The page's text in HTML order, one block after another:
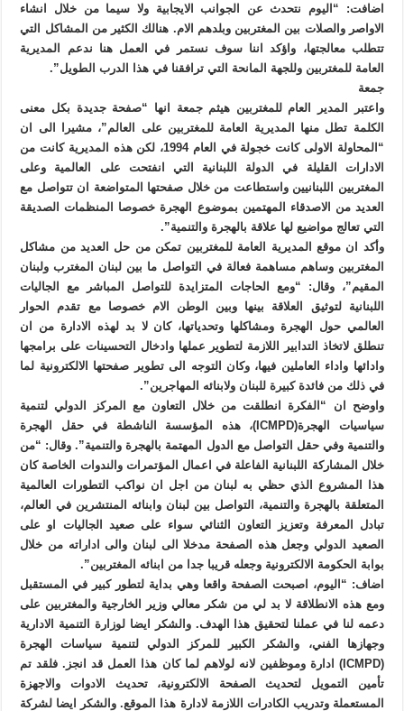
اضافت: “اليوم نتحدث عن الجوانب الايجابية ولا سيما من خلال انشاء
الاواصر والصلات بين المغتربين وبلدهم الام. هنالك الكثير من المشاكل التي
تتطلب معالجتها، واؤكد اننا سوف نستمر في العمل هنا ندعم المديرية
العامة للمغتربين وللجهة المانحة التي ترافقنا في هذا الدرب الطويل”.
جمعة
واعتبر المدير العام للمغتربين هيثم جمعة انها “صفحة جديدة بكل معنى
الكلمة تطل منها المديرية العامة للمغتربين على العالم”، مشيرا الى ان
“المحاولة الاولى كانت خجولة في العام 1994، لكن هذه المديرية كانت من
الادارات القليلة في الدولة اللبنانية التي انفتحت على العالمية وعلى
المغتربين اللبنانيين واستطاعت من خلال صفحتها المتواضعة ان تتواصل مع
العديد من الاصدقاء المهتمين بموضوع الهجرة خصوصا المنظمات الصديقة
التي تعالج مواضيع لها علاقة بالهجرة والتنمية”.
وأكد ان موقع المديرية العامة للمغتربين تمكن من حل العديد من مشاكل
المغتربين وساهم مساهمة فعالة في التواصل ما بين لبنان المغترب ولبنان
المقيم”، وقال: “ومع الحاجات المتزايدة للتواصل المباشر مع الجاليات
اللبنانية لتوثيق العلاقة بينها وبين الوطن الام خصوصا مع تقدم الحوار
العالمي حول الهجرة ومشاكلها وتحدياتها، كان لا بد لهذه الادارة من ان
تنطلق لاتخاذ التدابير اللازمة لتطوير عملها وادخال التحسينات على برامجها
وادائها واداء العاملين فيها، وكان التوجه الى تطوير صفحتها الالكترونية لما
في ذلك من فائدة كبيرة للبنان ولابنائه المهاجرين”.
واوضح ان “الفكرة انطلقت من خلال التعاون مع المركز الدولي لتنمية
سياسيات الهجرة(ICMPD)، هذه المؤسسة الناشطة في حقل الهجرة
والتنمية وفي حقل التواصل مع الدول المهتمة بالهجرة والتنمية”. وقال: “من
خلال المشاركة اللبنانية الفاعلة في اعمال المؤتمرات والندوات الخاصة كان
هذا المشروع الذي حظي به لبنان من اجل ان نواكب التطورات العالمية
المتعلقة بالهجرة والتنمية، التواصل بين لبنان وابنائه المنتشرين في العالم،
تبادل المعرفة وتعزيز التعاون الثنائي سواء على صعيد الجاليات او على
الصعيد الدولي وجعل هذه الصفحة مدخلا الى لبنان والى اداراته من خلال
بوابة الحكومة الالكترونية وجعله قريبا جدا من ابنائه المغتربين”.
اضاف: “اليوم، اصبحت الصفحة واقعا وهي بداية لتطور كبير في المستقبل
ومع هذه الانطلاقة لا بد لي من شكر معالي وزير الخارجية والمغتربين على
دعمه لنا في عملنا لتحقيق هذا الهدف. والشكر ايضا لوزارة التنمية الادارية
وجهازها الفني، والشكر الكبير للمركز الدولي لتنمية سياسات الهجرة
(ICMPD) ادارة وموظفين لانه لولاهم لما كان هذا العمل قد انجز. فلقد تم
تأمين التمويل لتحديث الصفحة الالكترونية، تحديث الادوات والاجهزة
المستعملة وتدريب الكادرات اللازمة لادارة هذا الموقع. والشكر ايضا لشركة